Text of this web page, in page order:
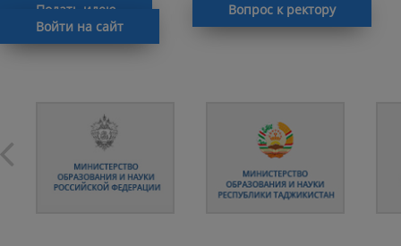
Подать идею
Вопрос к ректору
Войти на сайт